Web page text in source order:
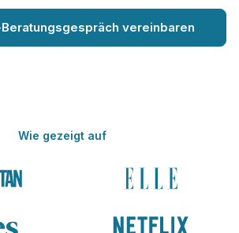
vereinbaren
Wie gezeigt auf